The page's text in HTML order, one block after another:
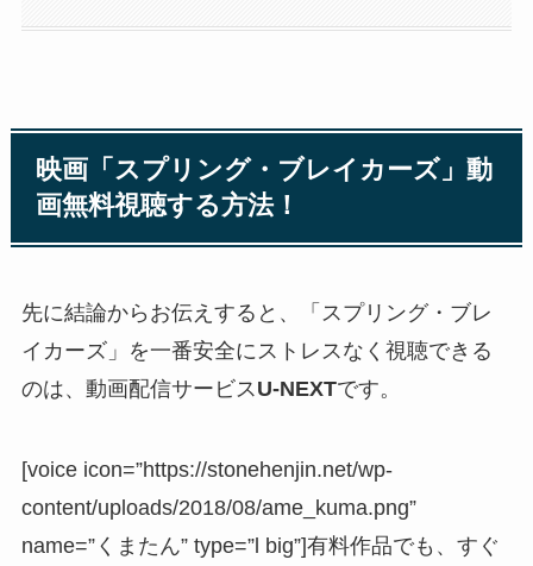
映画「スプリング・ブレイカーズ」動
画無料視聴する方法！
先に結論からお伝えすると、「スプリング・ブレ
イカーズ」を一番安全にストレスなく視聴できる
のは、動画配信サービス U-NEXTです。
[voice icon=”https://stonehenjin.net/wp-
content/uploads/2018/08/ame_kuma.png”
name=”くまたん” type=”l big”]有料作品でも、すぐ